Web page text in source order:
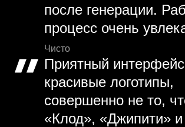
после генерации.
процесс очень
Чисто
Приятный
красивые логотипы,
совершенно не то,
«Клод», «Джипити» и